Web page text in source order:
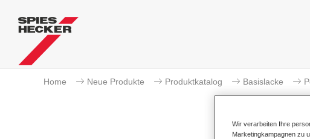
Home Neue Produkte Produktkatalog Basislacke
Wir verarbeiten Ihre
Marketingkampagnen zu